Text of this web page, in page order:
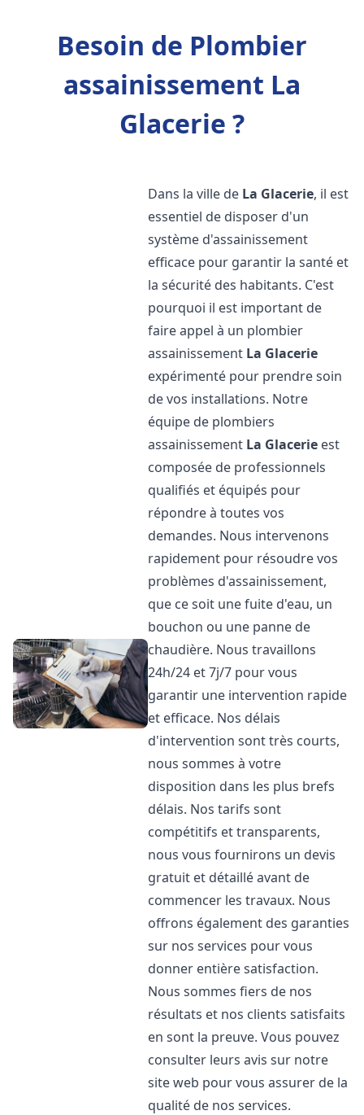
Besoin de Plombier
assainissement La
Glacerie ?
Dans la ville de La Glacerie, il est
essentiel de disposer d'un
système d'assainissement
efficace pour garantir la santé et
la sécurité des habitants. C'est
pourquoi il est important de
faire appel à un plombier
assainissement La Glacerie
expérimenté pour prendre soin
de vos installations. Notre
équipe de plombiers
assainissement La Glacerie est
composée de professionnels
qualifiés et équipés pour
répondre à toutes vos
demandes. Nous intervenons
rapidement pour résoudre vos
problèmes d'assainissement,
que ce soit une fuite d'eau, un
bouchon ou une panne de
chaudière. Nous travaillons
24h/24 et 7j/7 pour vous
garantir une intervention rapide
et efficace. Nos délais
d'intervention sont très courts,
nous sommes à votre
disposition dans les plus brefs
délais. Nos tarifs sont
compétitifs et transparents,
nous vous fournirons un devis
gratuit et détaillé avant de
commencer les travaux. Nous
offrons également des garanties
sur nos services pour vous
donner entière satisfaction.
Nous sommes fiers de nos
résultats et nos clients satisfaits
en sont la preuve. Vous pouvez
consulter leurs avis sur notre
site web pour vous assurer de la
qualité de nos services.